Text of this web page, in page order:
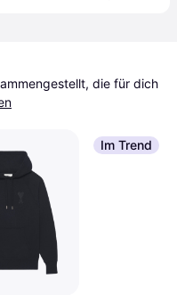
die für dich
Im Trend